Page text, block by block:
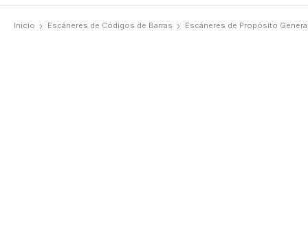
Inicio Escáneres de Códigos de Barras Escáneres de Propósito